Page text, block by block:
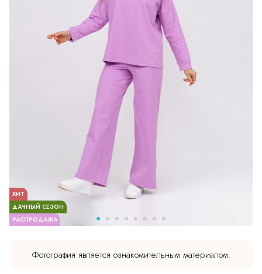
ДАЧНЫЙ СЕЗОН
РАСПРОДАЖА
ХИТ
Фотография является ознакомительным материалом.